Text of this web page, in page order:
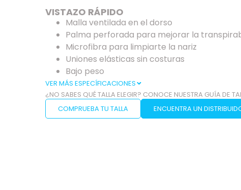
VISTAZO RÁPIDO
Malla ventilada en el dorso
Palma perforada para mejorar la
Microfibra para limpiarte la nariz
Uniones elásticas sin costuras
Bajo peso
VER MÁS ESPECÍFICACIONES
¿NO SABES QUÉ TALLA ELEGIR? CONOCE NUESTRA GUÍA DE
COMPRUEBA TU TALLA
ENCUENTRA UN